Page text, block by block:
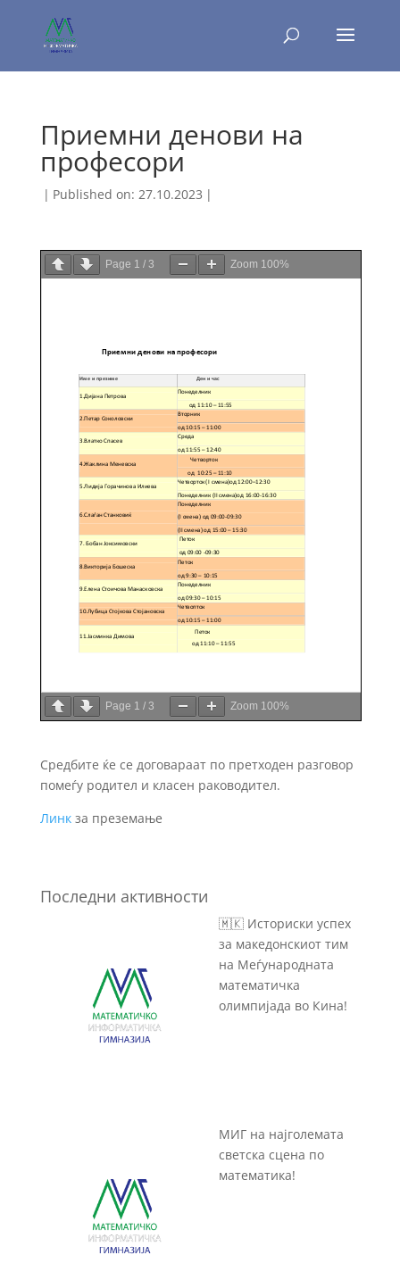
Приемни денови на
професори
| Published on: 27.10.2023 |
Page 1 / 3 Zoom 100%
Page 1 / 3 Zoom 100%
Средбите ќе се договараат по претходен разговор
помеѓу родител и класен раководител.
Линкза преземање
Последни активности
🇲🇰 Историски успех
за македонскиот тим
на Меѓународната
математичка
олимпијада во Кина!
МИГ на најголемата
светска сцена по
математика!